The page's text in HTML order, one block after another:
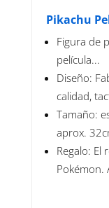
Pikachu
Figura de
película...
Diseño:
calidad,
Tamaño:
aprox.
Regalo: El
Pokémon.